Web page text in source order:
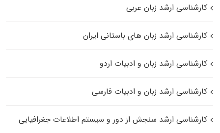
کارشناسی ارشد زبان عربی
کارشناسی ارشد زبان‌ های باستانی ایران
کارشناسی ارشد زبان و ادبیات اردو
کارشناسی ارشد زبان و ادبیات فارسی
کارشناسی ارشد سنجش از دور و سیستم اطلاعات جغرافیایی